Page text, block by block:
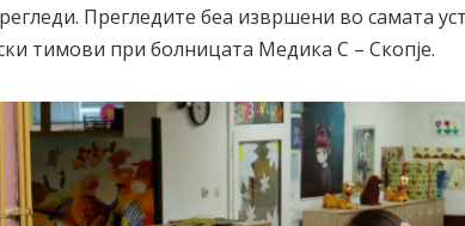
Прегледите беа извршени во самата
тимови при болницата Медика С – Скопје.